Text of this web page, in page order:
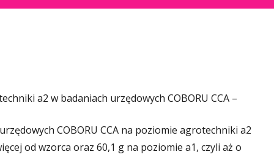
a2 w badaniach urzędowych COBORU CCA –
COBORU CCA na poziomie agrotechniki a2
od wzorca oraz 60,1 g na poziomie a1, czyli aż o